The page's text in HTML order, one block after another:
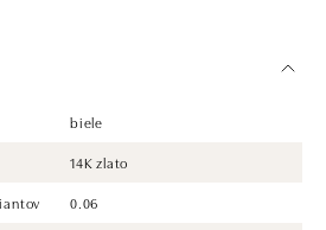
biele
14K zlato
0.06